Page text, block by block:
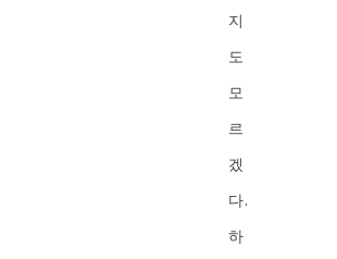
지
도
모
르
겠
다.
하